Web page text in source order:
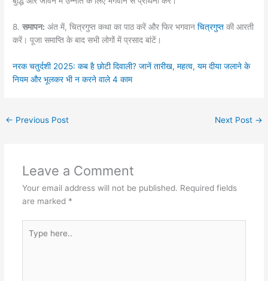
8.समापन: अंत में, चित्रगुप्त कथा का पाठ करें और फिर भगवानचित्रगुप्तकी आरती
करें। पूजा समाप्ति के बाद सभी लोगों में प्रसाद बांटें।
नरक चतुर्दशी 2025: कब है छोटी दिवाली? जानें तारीख, महत्व, यम दीया जलाने के
नियम और भूलकर भी न करने वाले 4 काम
← Previous Post Next Post →
Leave a Comment
Your email address will not be published. Required fields
are marked *
here..